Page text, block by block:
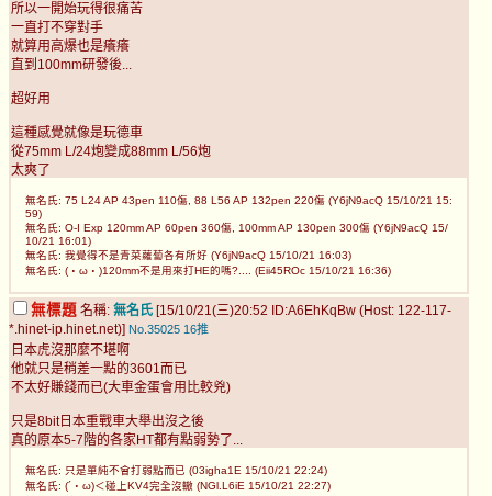
所以一開始玩得很痛苦
一直打不穿對手
就算用高爆也是癢癢
直到100mm研發後...
超好用
這種感覺就像是玩德車
從75mm L/24炮變成88mm L/56炮
太爽了
無名氏: 75 L24 AP 43pen 110傷, 88 L56 AP 132pen 220傷 (Y6jN9acQ 15/10/21 15:
59)
無名氏: O-I Exp 120mm AP 60pen 360傷, 100mm AP 130pen 300傷 (Y6jN9acQ 15/
10/21 16:01)
無名氏: 我覺得不是青菜蘿蔔各有所好 (Y6jN9acQ 15/10/21 16:03)
無名氏: (・ω・)120mm不是用來打HE的嗎?.... (Eii45ROc 15/10/21 16:36)
無標題 名稱: 無名氏 [15/10/21(三)20:52 ID:A6EhKqBw (Host: 122-117-
*.hinet-ip.hinet.net)] No.35025 16推
日本虎沒那麼不堪啊
他就只是稍差一點的3601而已
不太好賺錢而已(大車金蛋會用比較兇)
只是8bit日本重戰車大舉出沒之後
真的原本5-7階的各家HT都有點弱勢了...
無名氏: 只是單純不會打弱點而已 (03igha1E 15/10/21 22:24)
無名氏: (´・ω)＜碰上KV4完全沒轍 (NGl.L6iE 15/10/21 22:27)